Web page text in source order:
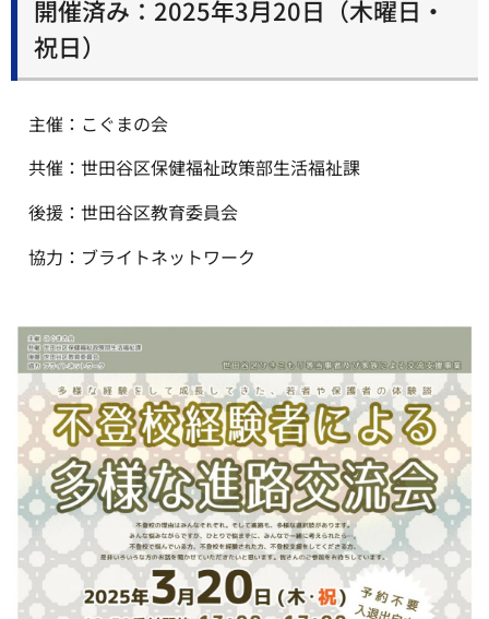
開催済み：2025年3月20日（木曜日・
祝日）
主催：こぐまの会
共催：世田谷区保健福祉政策部生活福祉課
後援：世田谷区教育委員会
協力：ブライトネットワーク